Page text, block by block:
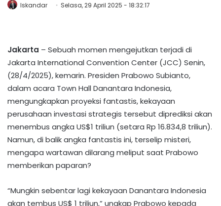
Iskandar Selasa, 29 April 2025 - 18:32:17
Jakarta – Sebuah momen mengejutkan terjadi di
Jakarta International Convention Center (JCC) Senin,
(28/4/2025), kemarin. Presiden Prabowo Subianto,
dalam acara Town Hall Danantara Indonesia,
mengungkapkan proyeksi fantastis, kekayaan
perusahaan investasi strategis tersebut diprediksi akan
menembus angka US$1 triliun (setara Rp 16.834,8 triliun).
Namun, di balik angka fantastis ini, terselip misteri,
mengapa wartawan dilarang meliput saat Prabowo
memberikan paparan?
“Mungkin sebentar lagi kekayaan Danantara Indonesia
akan tembus US$ 1 triliun,” ungkap Prabowo kepada